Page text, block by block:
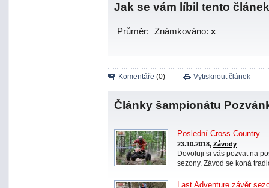
Jak se vám líbil tento
Průměr: Známkováno: x
Komentáře (0) Vytisknout článek
Články šampionátu
Poslední Cross Country
23.10.2018, Závody
Dovoluji si vás pozvat na
sezony. Závod se koná
Last Adventure závěr